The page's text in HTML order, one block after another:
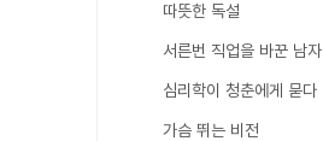
따뜻한 독설
서른번 직업을 바꾼 남자
심리학이 청춘에게 묻다
가슴 뛰는 비전